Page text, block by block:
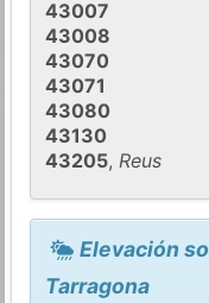
43007
43008
43070
43071
43080
43130
43205, Reus
Elevación
Tarragona